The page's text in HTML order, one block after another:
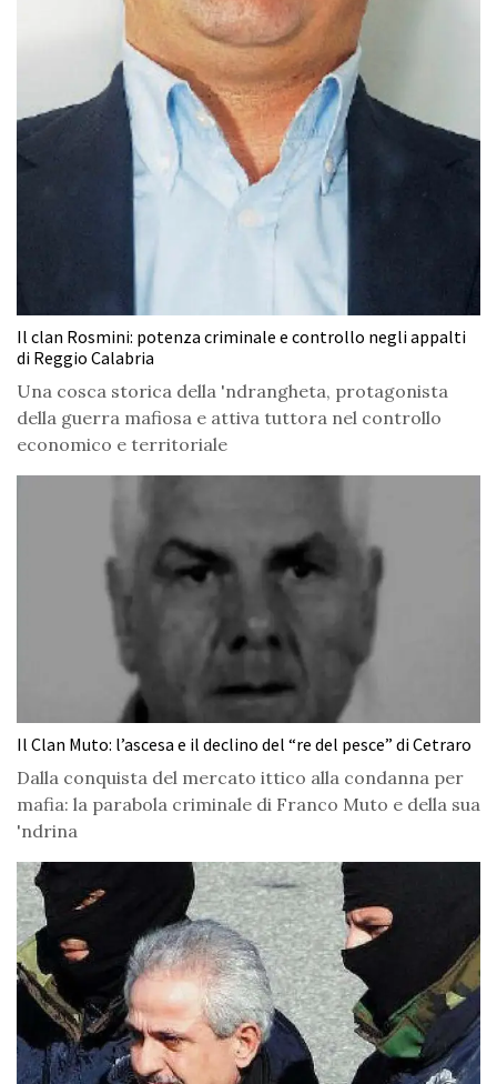
Il clan Rosmini: potenza criminale e controllo negli appalti
di Reggio Calabria
Una cosca storica della 'ndrangheta, protagonista
della guerra mafiosa e attiva tuttora nel controllo
economico e territoriale
Il Clan Muto: l’ascesa e il declino del “re del pesce” di Cetraro
Dalla conquista del mercato ittico alla condanna per
mafia: la parabola criminale di Franco Muto e della sua
'ndrina